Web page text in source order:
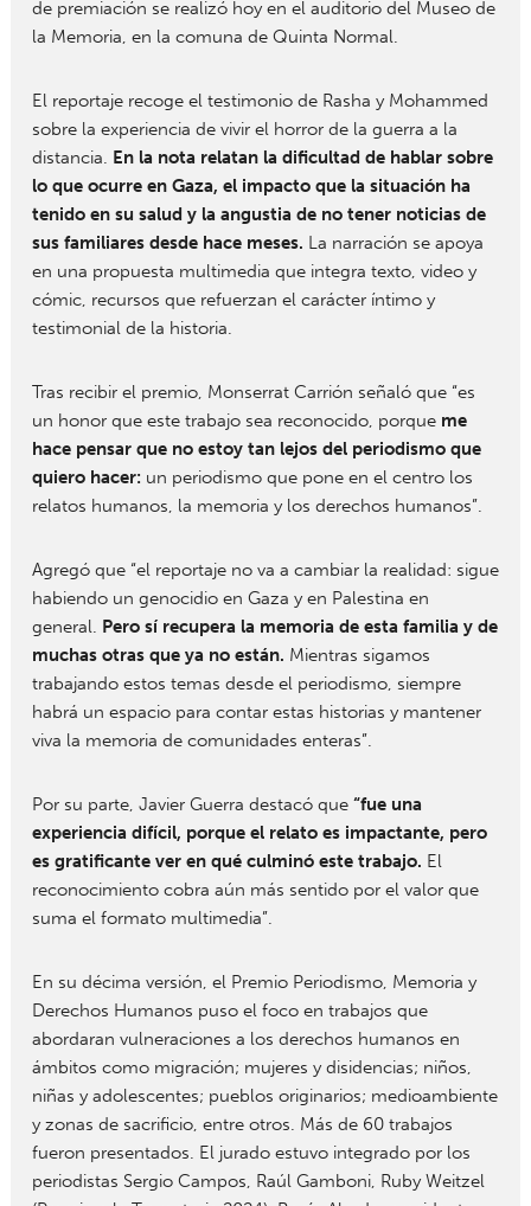
de premiación se realizó hoy en el auditorio del Museo de
la Memoria, en la comuna de Quinta Normal.
El reportaje recoge el testimonio de Rasha y Mohammed
sobre la experiencia de vivir el horror de la guerra a la
distancia. En la nota relatan la dificultad de hablar sobre
lo que ocurre en Gaza, el impacto que la situación ha
tenido en su salud y la angustia de no tener noticias de
sus familiares desde hace meses. La narración se apoya
en una propuesta multimedia que integra texto, video y
cómic, recursos que refuerzan el carácter íntimo y
testimonial de la historia.
Tras recibir el premio, Monserrat Carrión señaló que “es
un honor que este trabajo sea reconocido, porque me
hace pensar que no estoy tan lejos del periodismo que
quiero hacer:un periodismo que pone en el centro los
relatos humanos, la memoria y los derechos humanos”.
Agregó que “el reportaje no va a cambiar la realidad: sigue
habiendo un genocidio en Gaza y en Palestina en
general. Pero sí recupera la memoria de esta familia y de
muchas otras que ya no están. Mientras sigamos
trabajando estos temas desde el periodismo, siempre
habrá un espacio para contar estas historias y mantener
viva la memoria de comunidades enteras”.
Por su parte, Javier Guerra destacó que“fue una
experiencia difícil, porque el relato es impactante, pero
es gratificante ver en qué culminó este trabajo. El
reconocimiento cobra aún más sentido por el valor que
suma el formato multimedia”.
En su décima versión, el Premio Periodismo, Memoria y
Derechos Humanos puso el foco en trabajos que
abordaran vulneraciones a los derechos humanos en
ámbitos como migración; mujeres y disidencias; niños,
niñas y adolescentes; pueblos originarios; medioambiente
y zonas de sacrificio, entre otros. Más de 60 trabajos
fueron presentados. El jurado estuvo integrado por los
periodistas Sergio Campos, Raúl Gamboni, Ruby Weitzel